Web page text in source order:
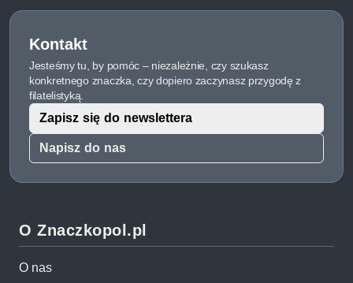
Kontakt
Jesteśmy tu, by pomóc – niezależnie, czy szukasz
konkretnego znaczka, czy dopiero zaczynasz przygodę z
filatelistyką.
Napisz do nas
Zapisz się do newslettera
O Znaczkopol.pl
O nas